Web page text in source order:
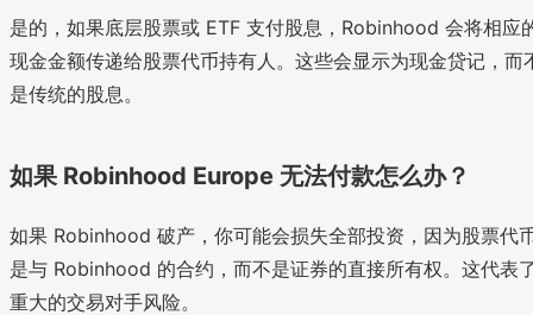
是的，如果底层股票或 ETF 支付股息，Robinhood 会将相应
现金金额传递给股票代币持有人。这些会显示为现金贷记，而
是传统的股息。
如果 Robinhood Europe 无法付款怎么办？
如果 Robinhood 破产，你可能会损失全部投资，因为股票代
是与 Robinhood 的合约，而不是证券的直接所有权。这代表
重大的交易对手风险。